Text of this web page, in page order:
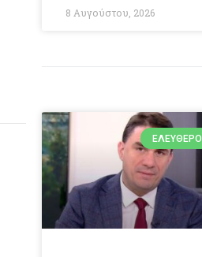
8 Αυγούστου, 2026
ΕΛΕΎΘΕΡΟ